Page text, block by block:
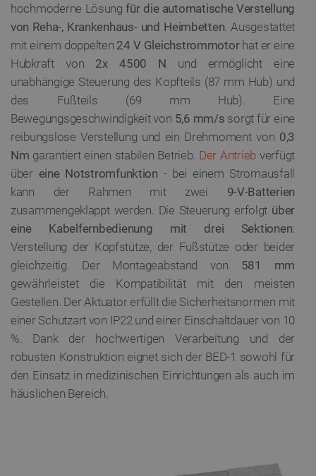
hochmoderne Lösungfür die automatische Verstellung
von Reha-, Krankenhaus- und Heimbetten . Ausgestattet
mit einem doppelten 24 V Gleichstrommotorhat er eine
Hubkraft von 2x 4500 N und ermöglicht eine
unabhängige Steuerung des Kopfteils (87 mm Hub) und
des Fußteils (69 mm Hub). Eine
Bewegungsgeschwindigkeit von 5,6 mm/s sorgt für eine
reibungslose Verstellung und ein Drehmoment von 0,3
Nm garantiert einen stabilen Betrieb. Der Antrieb verfügt
über eine Notstromfunktion - bei einem Stromausfall
kann der Rahmen mit zwei 9-V-Batterien
zusammengeklappt werden. Die Steuerung erfolgt über
eine Kabelfernbedienung mit drei Sektionen:
Verstellung der Kopfstütze, der Fußstütze oder beider
gleichzeitig. Der Montageabstand von 581 mm
gewährleistet die Kompatibilität mit den meisten
Gestellen. Der Aktuator erfüllt die Sicherheitsnormen mit
einer Schutzart von IP22 und einer Einschaltdauer von 10
%. Dank der hochwertigen Verarbeitung und der
robusten Konstruktion eignet sich der BED-1 sowohl für
den Einsatz in medizinischen Einrichtungen als auch im
häuslichen Bereich.